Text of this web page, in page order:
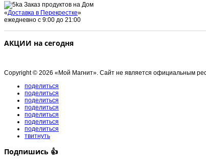
Заказ продуктов на Дом
«Доставка в Перекрестке»
ежедневно с 9:00 до 21:00
АКЦИИ на сегодня
Copyright © 2026 «Мой Магнит». Сайт не является официальным
поделиться
поделиться
поделиться
поделиться
поделиться
поделиться
поделиться
твитнуть
Подпишись 👍